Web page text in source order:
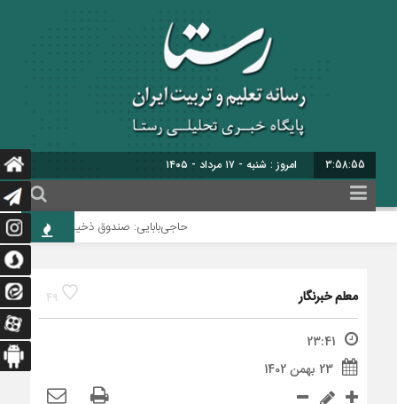
3:58:56 امروز : شنبه - ۱۷ مرداد - ۱۴۰۵
حاجی‌بابایی: صندوق ذخیره فرهنگیان
49 معلم خبرنگار
23:41
23 بهمن 1402